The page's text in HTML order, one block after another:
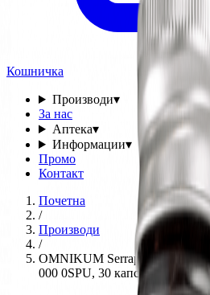
Кошничка
Производи▾
За нас
Аптека▾
Информации▾
Промо
Контакт
Почетна
/
Производи
/
ОMNIKUM Serrapeptase 80
000 0SPU, 30 капсули